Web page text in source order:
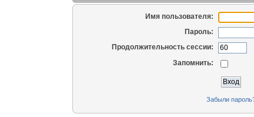
Имя пользователя:
Пароль:
Продолжительность сессии:
Запомнить:
Забыли